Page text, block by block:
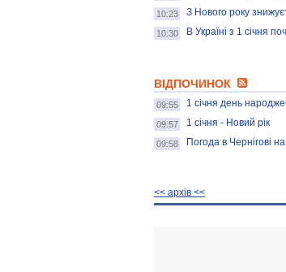
10:23 З Нового року
10:30 В Україні з 1 січня
ВІДПОЧИНОК
09:55 1 січня день
09:57 1 січня - Новий рік
09:58 Погода в Чернігові
<< архiв <<